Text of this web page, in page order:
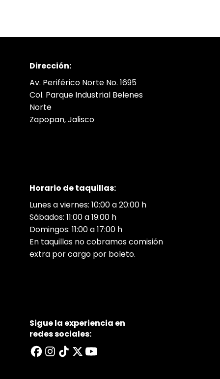
Dirección:
Av. Periférico Norte No. 1695
Col. Parque Industrial Belenes
Norte
Zapopan, Jalisco
Horario de taquillas:
Lunes a viernes: 10:00 a 20:00 h
Sábados: 11:00 a 19:00 h
Domingos: 11:00 a 17:00 h
En taquillas no cobramos comisión
extra por cargo por boleto.
Sigue la experiencia en
redes sociales: